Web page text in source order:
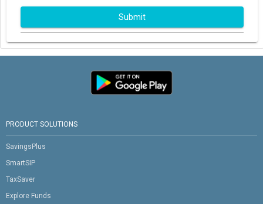
Submit
PRODUCT SOLUTIONS
SavingsPlus
SmartSIP
TaxSaver
Explore Funds